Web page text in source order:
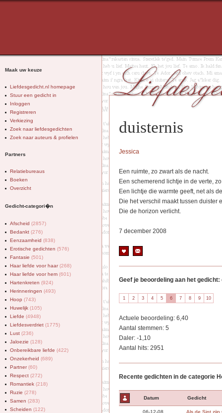
duisternis
Jessica
Een ruimte, zo zwart als de nacht.
Een schemerend lichtje in de verte,
Een lichtje die warmte geeft, net als
Die het verschil maakt tussen duister
Die de horizon verlicht.
7 december 2008
Geef je beoordeling aan het
Actuele beoordeling: 6,40
Aantal stemmen: 5
Daler: -1,10
Aantal hits: 2951
Recente gedichten in de categorie
Datum Gedicht
06-12-08 Als de Sint zijn
Maak uw keuze
Liefdesgedicht.nl homepage
Stuur een gedicht in
Inloggen
Registreren
Verkiezing
Zoek naar liefdesgedichten
Zoek naar auteurs & profielen
Partners
Relatiebureaus
Boeken
Overzicht
Gedicht-categori�n
Afscheid (2857)
Bedankt (276)
Eenzaamheid (838)
Erotische gedichten (576)
Fantasie (501)
Haar liefde voor haar(268)
Haar liefde voor hem (601)
Hartenkreten (924)
Herinneringen (493)
Hoop (743)
Huwelijk (105)
Liefde (4948)
Liefdesverdriet (1775)
Lust (236)
Jaloezie (128)
Onbereikbare liefde (422)
Onzekerheid (689)
Partner(60)
Respect (272)
Romantiek (218)
Ruzie (278)
Samen (283)
Scheiden (122)